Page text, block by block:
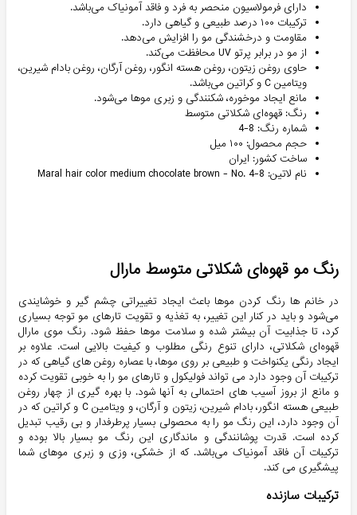
دارای فرمولاسیون منحصر به فرد و فاقد آمونیاک می‌باشد.
ترکیبات ۱۰۰ درصد طبیعی و گیاهی دارد.
مقاومت و درخشندگی مو را افزایش می‌دهد.
از مو در برابر پرتو UV محافظت می‌کند.
حاوی روغن زیتون، روغن هسته انگور، روغن آرگان، روغن بادام شیرین،
ویتامین C و کراتین می‌باشد.
مانع ایجاد موخوره، شکنندگی و زبری موها می‌شود.
رنگ: قهوه‌ای شکلاتی متوسط
شماره رنگ: 8-4
حجم محصول: ۱۰۰ میل
ساخت کشور: ایران
نام لاتین: Maral hair color medium chocolate brown - No. 4-8
رنگ مو قهوه‌ای شکلاتی متوسط مارال
در خانم ها رنگ کردن موها باعث ایجاد تغییراتی چشم گیر و خوشایندی
می‌شود و باید در کنار این تغییر، به تغذیه و تقویت تارهای مو توجه بسیاری
کرد، تا جذابیت آن بیشتر شده و سلامت موها حفظ شود. رنگ موی مارال
قهوه‌ای شکلاتی، دارای تنوع رنگی مطلوب و کیفیت بالایی است. علاوه بر
ایجاد رنگی یکنواخت و طبیعی بر روی موها، با عصاره روغن های گیاهی که در
ترکیبات آن وجود دارد می تواند فولیکول و تارهای مو را به خوبی تقویت کرده
و مانع از بروز آسیب های احتمالی به آنها شود. با بهره گیری از چهار روغن
طبیعی هسته انگور، بادام شیرین، زیتون و آرگان، و ویتامین C و کراتین که در
آن وجود دارد، این رنگ مو را به محصولی بسیار پرطرفدار و بی رقیب تبدیل
کرده است. قدرت پوشانندگی و ماندگاری این رنگ مو بسیار بالا بوده و
ترکیبات آن فاقد آمونیاک می‌باشد. که از خشکی، وزی و زبری موهای شما
پیشگیری می کند.
ترکیبات سازنده